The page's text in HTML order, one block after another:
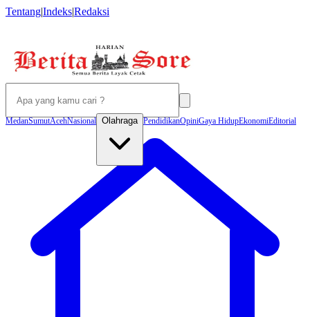
Tentang|Indeks|Redaksi
MedanSumutAcehNasional Olahraga PendidikanOpiniGaya HidupEkonomiEditorial